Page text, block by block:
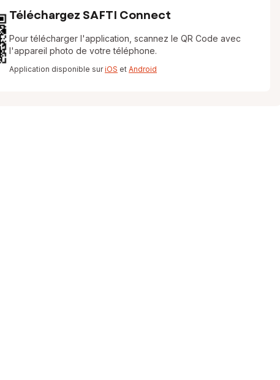
Téléchargez SAFTI Connect
Pour télécharger l'application, scannez le QR Code avec
l'appareil photo de votre téléphone.
Application disponible suriOS et Android